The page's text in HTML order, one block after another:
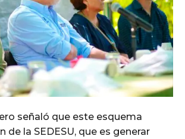
señaló que este esquema
de la SEDESU, que es generar